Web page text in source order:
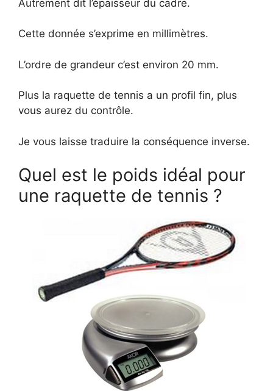
Autrement dit l’épaisseur du cadre.
Cette donnée s’exprime en millimètres.
L’ordre de grandeur c’est environ 20 mm.
Plus la raquette de tennis a un profil fin, plus
vous aurez du contrôle.
Je vous laisse traduire la conséquence inverse.
Quel est le poids idéal pour
une raquette de tennis ?